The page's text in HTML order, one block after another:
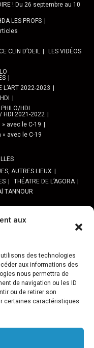
aux
des technologies
aux informations des
nous permettra de
de navigation ou les ID
ou de retirer son
certaines caractéristiques
! Du 26 septembre au 10
LES PROFS
CLIN D’OEIL LES VIDÉOS
2022-2023
HDI
HDI 2021-2022
avec le C-19
avec le C-19
AUTRES LIEUX
THÉATRE DE L’AGORA
TANNOUR
2025
2024-2025 :
ESSONNE
URBAIN « JeSuisMaVille »
Préfigurations
2024